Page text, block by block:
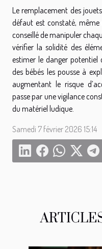
Le remplacement des
défaut est constaté, même
conseillé de manipuler
vérifier la solidité des
estimer le danger potentiel
des bébés les pousse à
augmentant le risque
passe par une vigilance
du matériel ludique.
Samedi 7 février 2026 15:14